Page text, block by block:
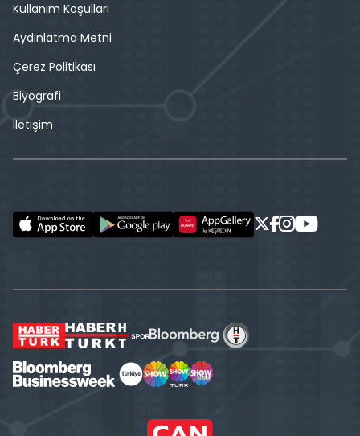
Kullanım Koşulları
Aydınlatma Metni
Çerez Politikası
Biyografi
İletişim